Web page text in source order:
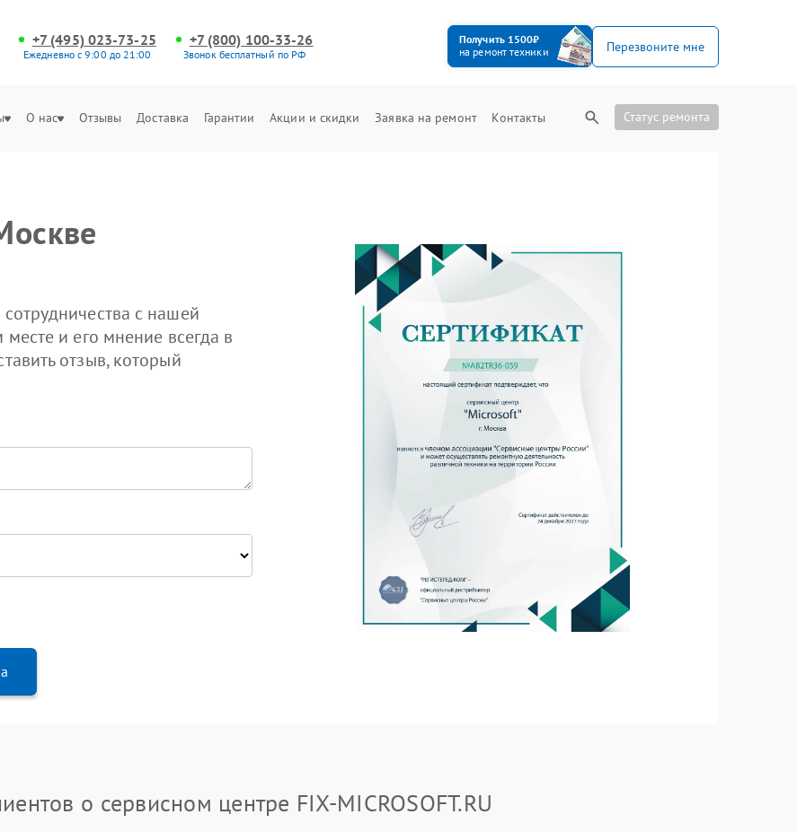
+7 (495) 023-73-25
Ежедневно с 9:00 до 21:00
+7 (800) 100-33-26
Звонок бесплатный по РФ
Получить 1500₽
на ремонт техники
Перезвоните мне
О нас Отзывы Доставка Гарантии Акции и скидки Заявка на ремонт Контакты Статус ремонта
с нашей
и его мнение всегда в
отзыв, который
о сервисном центре FIX-MICROSOFT.RU